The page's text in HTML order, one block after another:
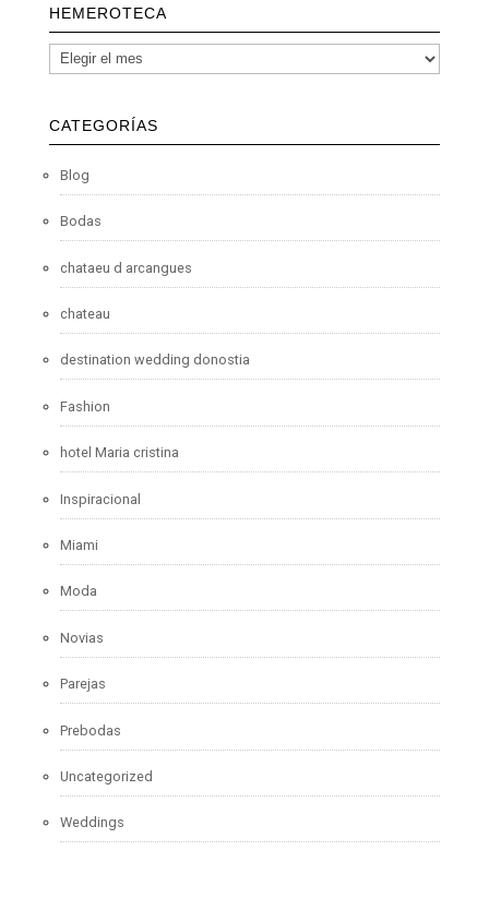
HEMEROTECA
CATEGORÍAS
Blog
Bodas
chataeu d arcangues
chateau
destination wedding donostia
Fashion
hotel Maria cristina
Inspiracional
Miami
Moda
Novias
Parejas
Prebodas
Uncategorized
Weddings